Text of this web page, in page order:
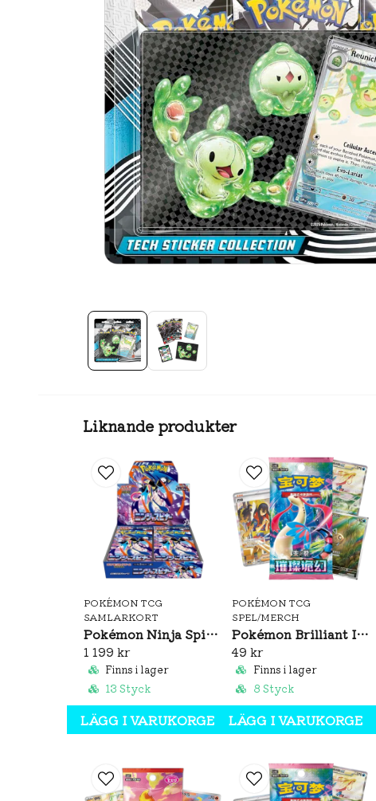
Liknande produkter
POKÉMON TCG
SAMLARKORT
Pokémon Ninja Spinner Booster Box (JP)
1 199 kr
Finns i lager
13 Styck
LÄGG I VARUKORGEN
POKÉMON TCG
SPEL/MERCH
Pokémon Brilliant Illusions CSV8C Booster Pack Slim (S-CH)
49 kr
Finns i lager
8 Styck
LÄGG I VARUKORGEN